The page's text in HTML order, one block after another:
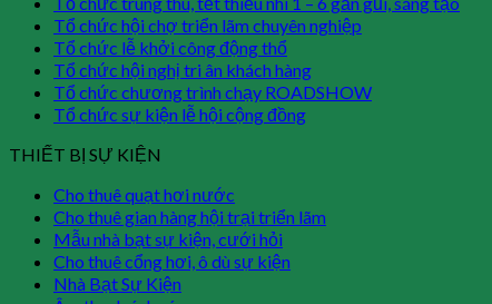
Tổ chức hội chợ triển lãm chuyên nghiệp
Tổ chức lễ khởi công động thổ
Tổ chức hội nghị tri ân khách hàng
Tổ chức chương trình chạy ROADSHOW
Tổ chức sự kiện lễ hội cộng đồng
THIẾT BỊ SỰ KIỆN
Cho thuê quạt hơi nước
Cho thuê gian hàng hội trại triển lãm
Mẫu nhà bạt sự kiện, cưới hỏi
Cho thuê cổng hơi, ô dù sự kiện
Nhà Bạt Sự Kiện